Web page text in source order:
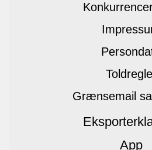
Grænsemail
App